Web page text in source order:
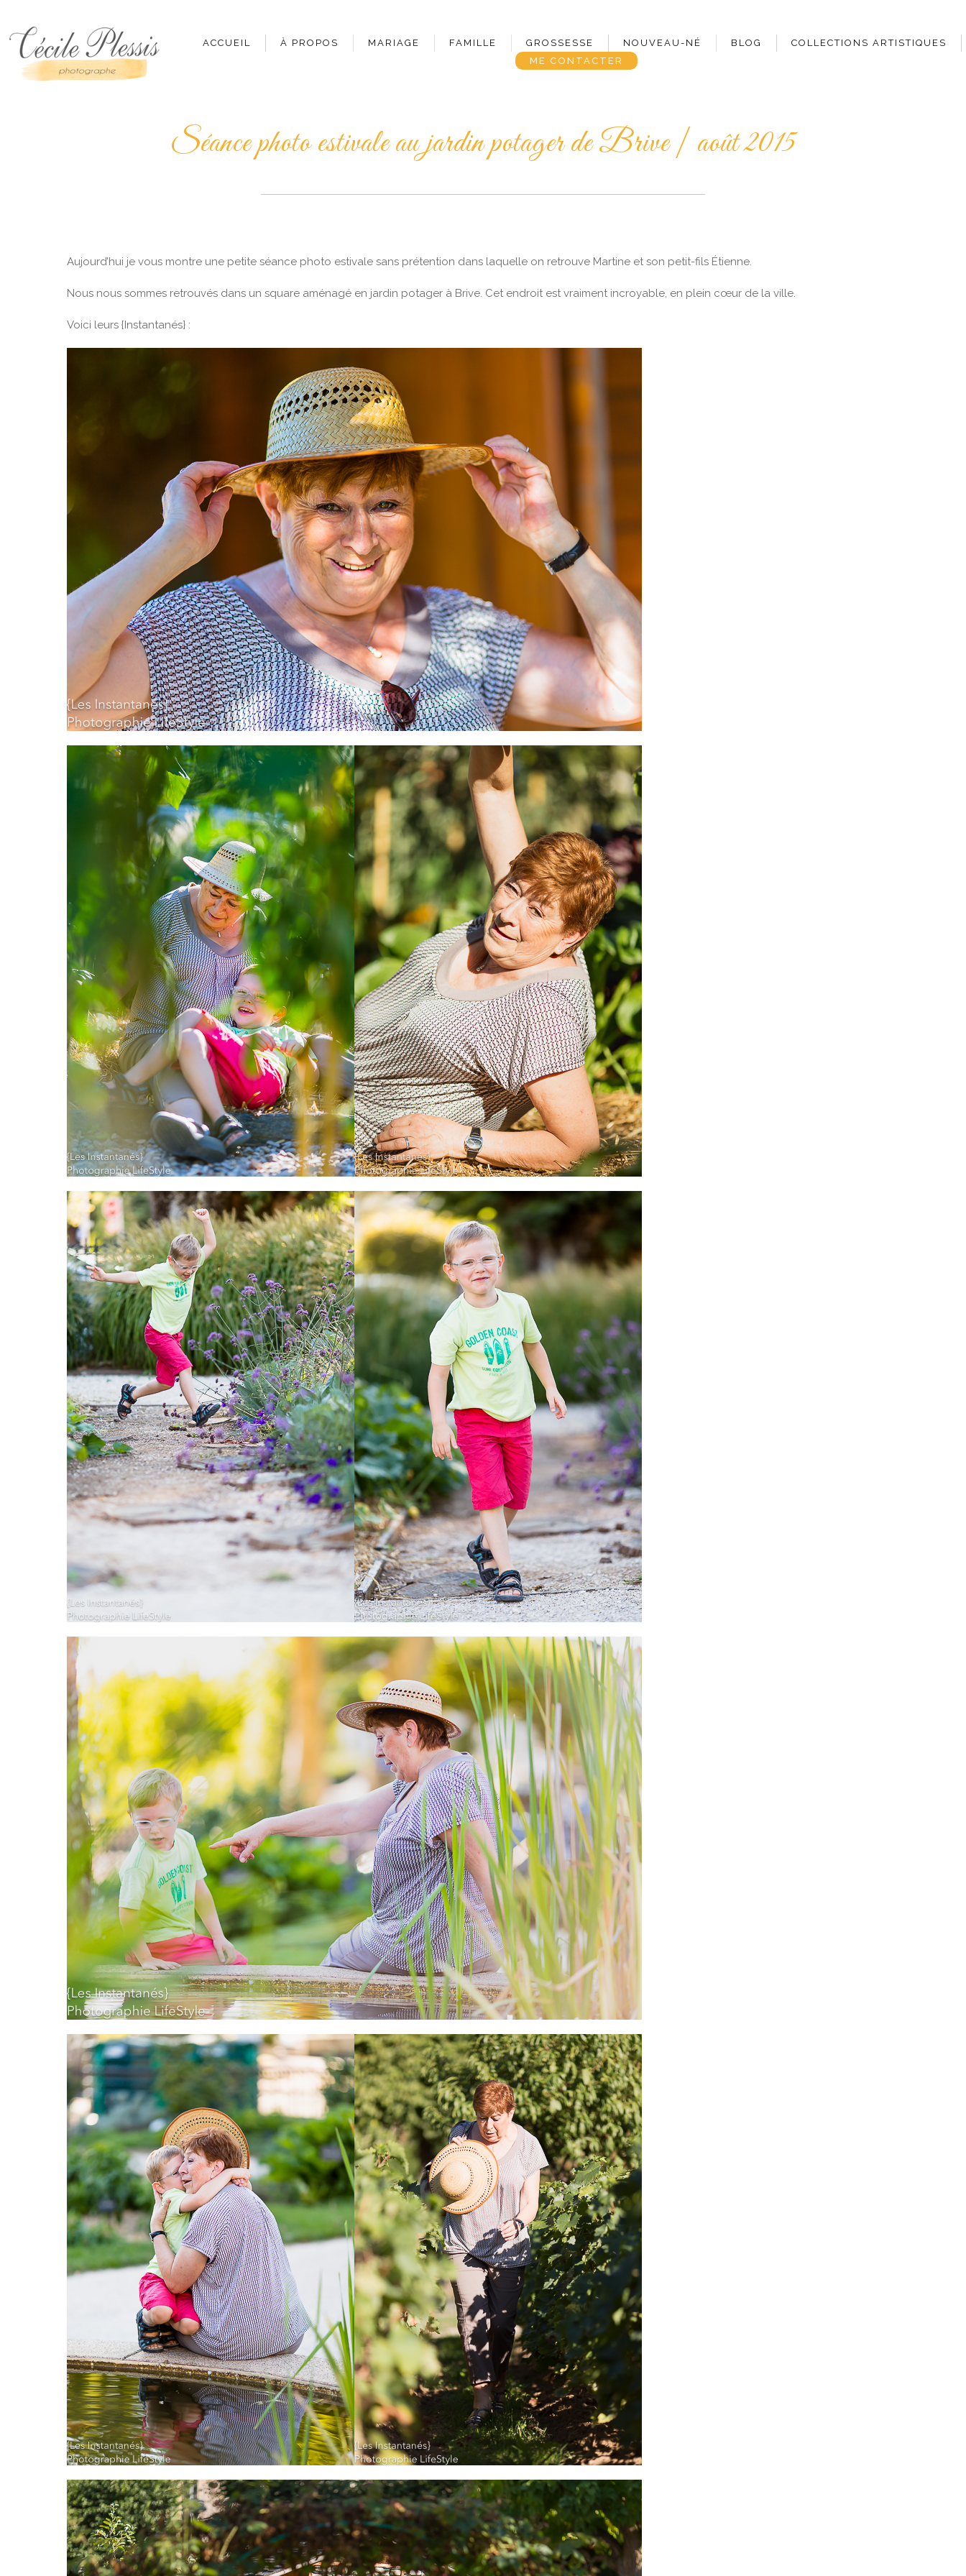
ACCUEIL À PROPOS MARIAGE FAMILLE GROSSESSE NOUVEAU-NÉ BLOG
COLLECTIONS ARTISTIQUES
ME CONTACTER
Séance photo estivale au jardin potager de Brive | août 2015
Aujourd’hui je vous montre une petite séance photo estivale sans prétention dans laquelle on retrouve Martine et son petit-fils Étienne.
Nous nous sommes retrouvés dans un square aménagé en jardin potager à Brive. Cet endroit est vraiment incroyable, en plein cœur de la ville.
Voici leurs {Instantanés} :